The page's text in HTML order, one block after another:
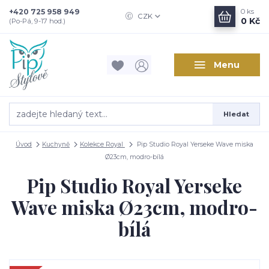
Menu
CZK
Hledat
+420 725 958 949
(Po-Pá, 9-17 hod.)
0 ks
0 Kč
Úvod Kuchyně Kolekce Royal
Pip Studio Royal Yerseke Wave miska
Ø23cm, modro-bílá
Pip Studio Royal Yerseke
Wave miska Ø23cm, modro-
bílá